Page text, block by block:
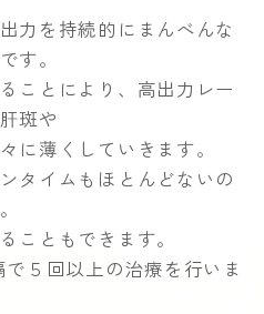
力を持続的にまんべんな
す。
ことにより、高出力レー
斑や
に薄くしていきます。
タイムもほとんどないの
こともできます。
５回以上の治療を行いま